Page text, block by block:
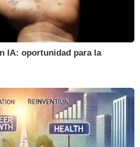
IA: oportunidad para la